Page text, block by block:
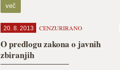
več
20. 8. 2013 CENZURIRANO
O predlogu zakona o javnih
zbiranjih